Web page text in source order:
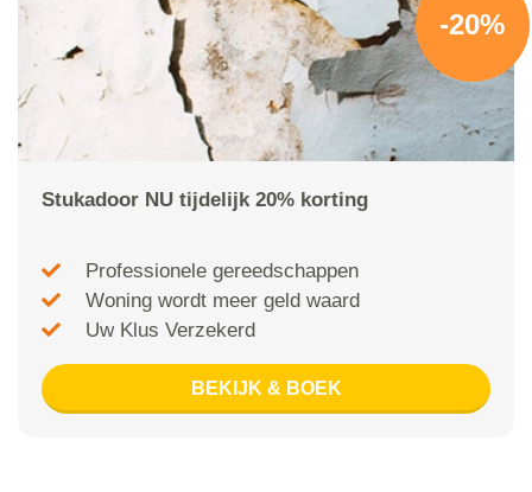
-20%
Stukadoor NU tijdelijk 20% korting
Professionele gereedschappen
Woning wordt meer geld waard
Uw Klus Verzekerd
BEKIJK & BOEK